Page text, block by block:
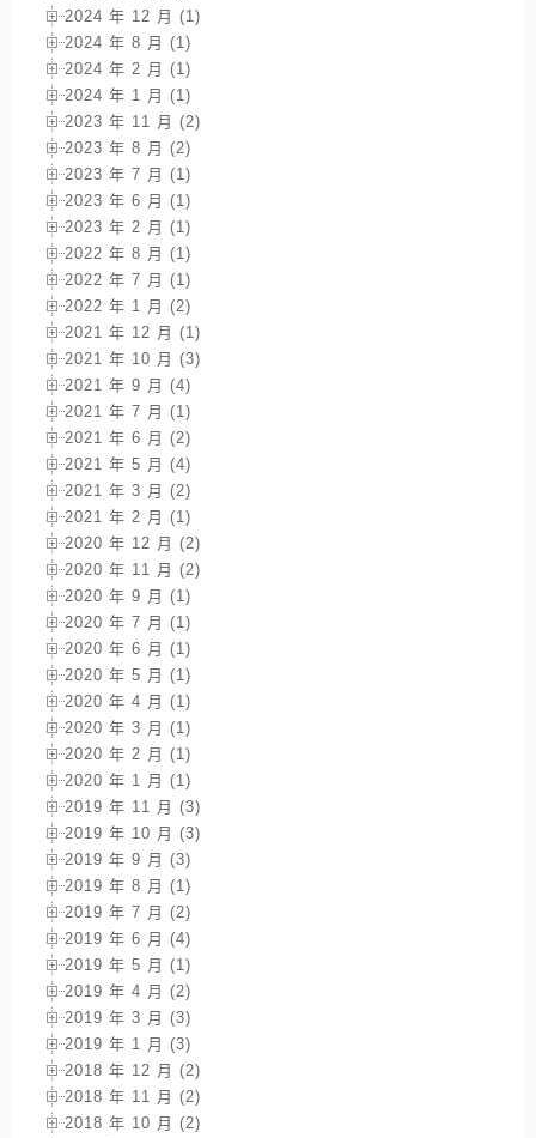
2024 年 12 月 (1)
2024 年 8 月 (1)
2024 年 2 月 (1)
2024 年 1 月 (1)
2023 年 11 月 (2)
2023 年 8 月 (2)
2023 年 7 月 (1)
2023 年 6 月 (1)
2023 年 2 月 (1)
2022 年 8 月 (1)
2022 年 7 月 (1)
2022 年 1 月 (2)
2021 年 12 月 (1)
2021 年 10 月 (3)
2021 年 9 月 (4)
2021 年 7 月 (1)
2021 年 6 月 (2)
2021 年 5 月 (4)
2021 年 3 月 (2)
2021 年 2 月 (1)
2020 年 12 月 (2)
2020 年 11 月 (2)
2020 年 9 月 (1)
2020 年 7 月 (1)
2020 年 6 月 (1)
2020 年 5 月 (1)
2020 年 4 月 (1)
2020 年 3 月 (1)
2020 年 2 月 (1)
2020 年 1 月 (1)
2019 年 11 月 (3)
2019 年 10 月 (3)
2019 年 9 月 (3)
2019 年 8 月 (1)
2019 年 7 月 (2)
2019 年 6 月 (4)
2019 年 5 月 (1)
2019 年 4 月 (2)
2019 年 3 月 (3)
2019 年 1 月 (3)
2018 年 12 月 (2)
2018 年 11 月 (2)
2018 年 10 月 (2)